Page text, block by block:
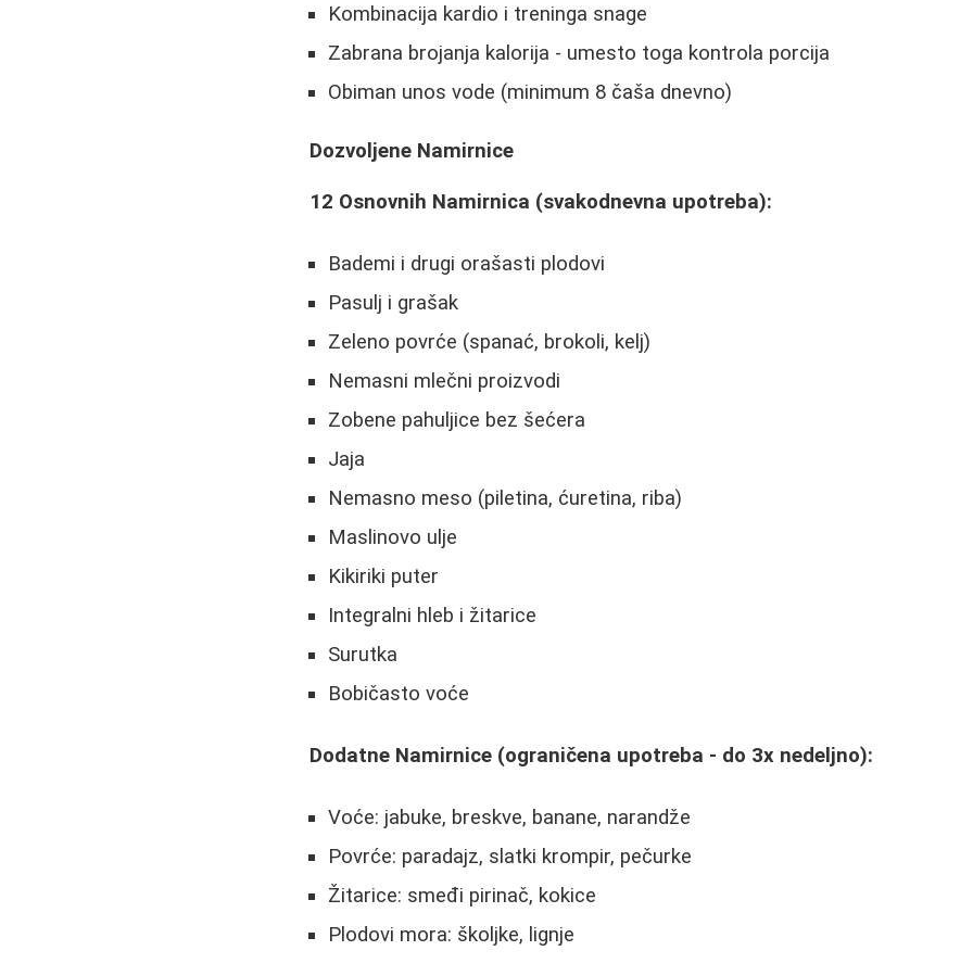
Kombinacija kardio i treninga snage
Zabrana brojanja kalorija - umesto toga kontrola porcija
Obiman unos vode (minimum 8 čaša dnevno)
Dozvoljene Namirnice
12 Osnovnih Namirnica (svakodnevna upotreba):
Bademi i drugi orašasti plodovi
Pasulj i grašak
Zeleno povrće (spanać, brokoli, kelj)
Nemasni mlečni proizvodi
Zobene pahuljice bez šećera
Jaja
Nemasno meso (piletina, ćuretina, riba)
Maslinovo ulje
Kikiriki puter
Integralni hleb i žitarice
Surutka
Bobičasto voće
Dodatne Namirnice (ograničena upotreba - do 3x nedeljno):
Voće: jabuke, breskve, banane, narandže
Povrće: paradajz, slatki krompir, pečurke
Žitarice: smeđi pirinač, kokice
Plodovi mora: školjke, lignje